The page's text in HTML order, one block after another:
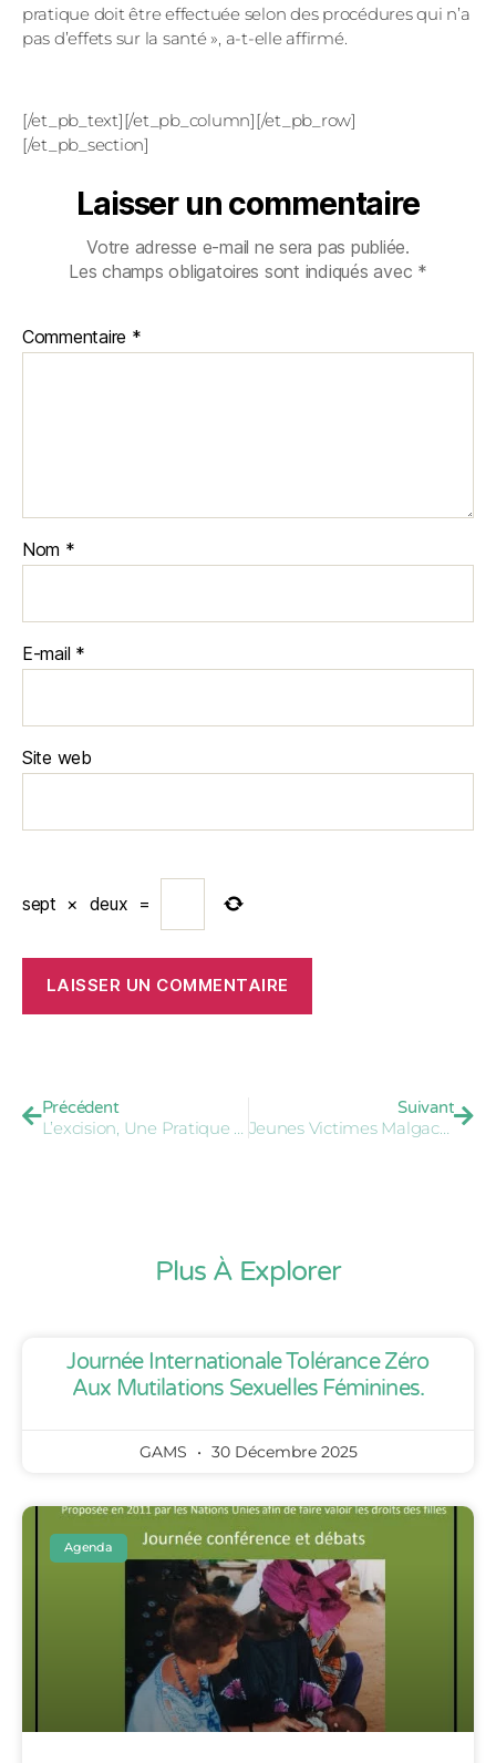
pratique doit être effectuée selon des procédures qui n’a
pas d’effets sur la santé », a-t-elle affirmé.
[/et_pb_text][/et_pb_column][/et_pb_row]
[/et_pb_section]
Laisser un commentaire
Votre adresse e-mail ne sera pas publiée.
Les champs obligatoires sont indiqués avec *
Commentaire *
Nom *
E-mail *
Site web
sept × deux =
Précédent Suivant
Jeunes Victimes Malgaches Victimes De Viols Et Violences Dits « Mariages Précoces »
Plus À Explorer
Journée Internationale Tolérance Zéro
Aux Mutilations Sexuelles Féminines.
GAMS 30 Décembre 2025
Agenda